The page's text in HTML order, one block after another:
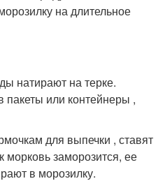
на длительное
натирают на терке.
или контейнеры ,
для выпечки , ставят
морковь заморозится, ее
в морозилку.